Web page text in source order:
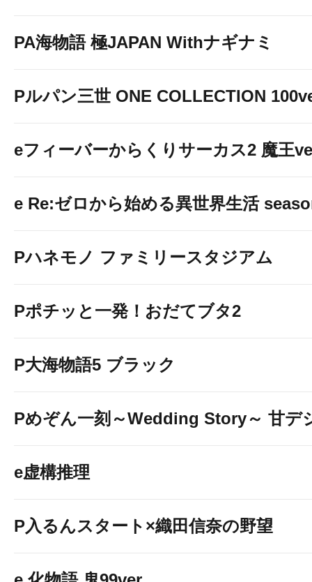
PA海物語 極JAPAN Withナギナミ
Pルパン三世 ONE COLLECTION
eフィーバーからくりサーカス2 魔王
e Re:ゼロから始める異世界生活
Pハネモノ ファミリースタジアム
Pポチッと一発！おだてブタ2
P大海物語5 ブラック
Pめぞん一刻～Wedding Story～ 甘デ
e虚構推理
P入るんスタート×織田信奈の野望